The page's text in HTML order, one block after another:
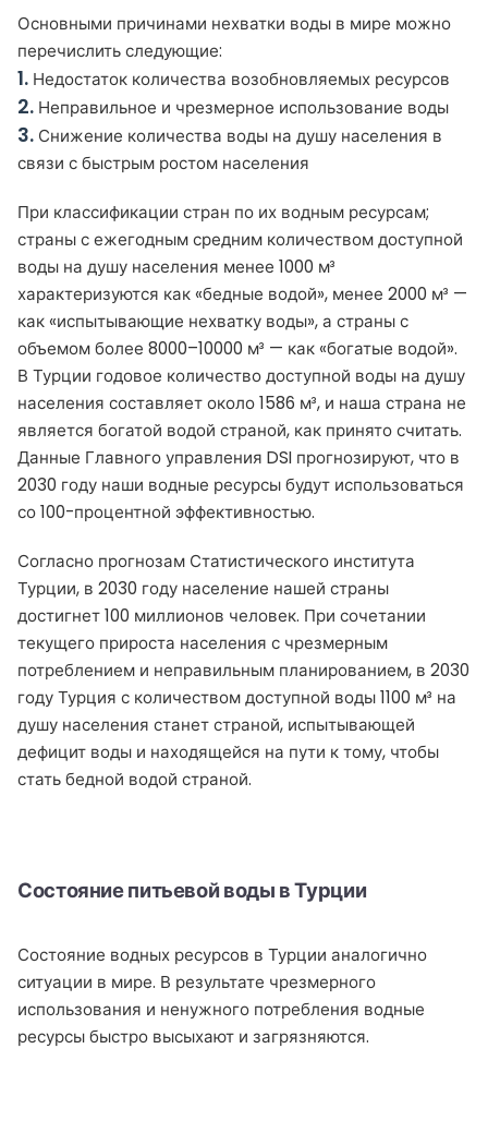
Основными причинами нехватки воды в мире можно
перечислить следующие:
1. Недостаток количества возобновляемых ресурсов
2. Неправильное и чрезмерное использование воды
3. Снижение количества воды на душу населения в
связи с быстрым ростом населения
При классификации стран по их водным ресурсам;
страны с ежегодным средним количеством доступной
воды на душу населения менее 1000 м³
характеризуются как «бедные водой», менее 2000 м³ —
как «испытывающие нехватку воды», а страны с
объемом более 8000–10000 м³ — как «богатые водой».
В Турции годовое количество доступной воды на душу
населения составляет около 1586 м³, и наша страна не
является богатой водой страной, как принято считать.
Данные Главного управления DSI прогнозируют, что в
2030 году наши водные ресурсы будут использоваться
со 100-процентной эффективностью.
Согласно прогнозам Статистического института
Турции, в 2030 году население нашей страны
достигнет 100 миллионов человек. При сочетании
текущего прироста населения с чрезмерным
потреблением и неправильным планированием, в 2030
году Турция с количеством доступной воды 1100 м³ на
душу населения станет страной, испытывающей
дефицит воды и находящейся на пути к тому, чтобы
стать бедной водой страной.
Состояние питьевой воды в Турции
Состояние водных ресурсов в Турции аналогично
ситуации в мире. В результате чрезмерного
использования и ненужного потребления водные
ресурсы быстро высыхают и загрязняются.